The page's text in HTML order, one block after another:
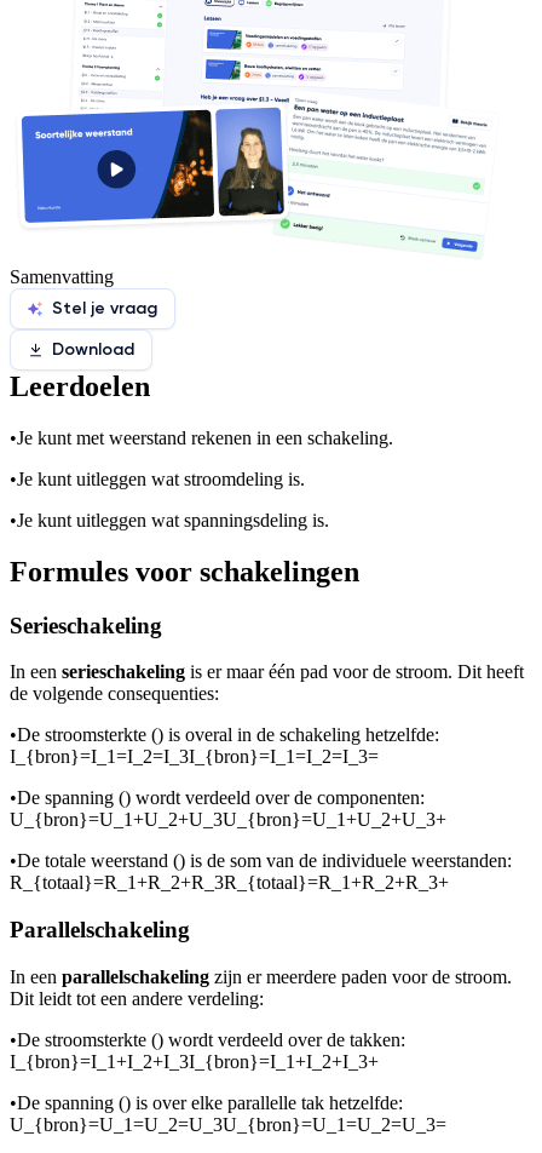
Samenvatting
Stel je vraag
Download
Leerdoelen
•Je kunt met weerstand rekenen in een schakeling.
•Je kunt uitleggen wat stroomdeling is.
•Je kunt uitleggen wat spanningsdeling is.
Formules voor schakelingen
Serieschakeling
In een serieschakeling is er maar één pad voor de stroom. Dit heeft
de volgende consequenties:
•De stroomsterkte () is overal in de schakeling hetzelfde:
I_{bron}=I_1=I_2=I_3I_{bron}=I_1=I_2=I_3=
•De spanning () wordt verdeeld over de componenten:
U_{bron}=U_1+U_2+U_3U_{bron}=U_1+U_2+U_3+
•De totale weerstand () is de som van de individuele weerstanden:
R_{totaal}=R_1+R_2+R_3R_{totaal}=R_1+R_2+R_3+
Parallelschakeling
In een parallelschakeling zijn er meerdere paden voor de stroom.
Dit leidt tot een andere verdeling:
•De stroomsterkte () wordt verdeeld over de takken:
I_{bron}=I_1+I_2+I_3I_{bron}=I_1+I_2+I_3+
•De spanning () is over elke parallelle tak hetzelfde:
U_{bron}=U_1=U_2=U_3U_{bron}=U_1=U_2=U_3=